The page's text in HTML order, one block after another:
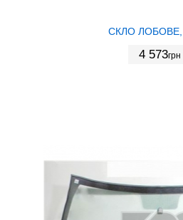
СКЛО ЛОБОВЕ,
4 573грн